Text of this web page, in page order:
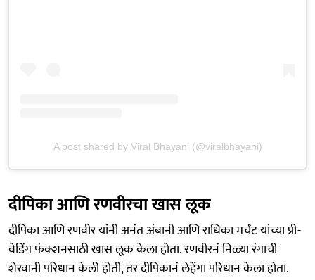
A post shared by Viral Bhayani (@viralbhayani)
दीपिका आणि रणवीरचा खास लूक
दीपिका आणि रणवीर यांनी अनंत अंबानी आणि राधिका मर्चंट यांच्या प्री-
वेडिंग फंक्शनसाठी खास लूक केला होता. रणवीरनं निळ्या रंगाची
शेरवानी परिधान केली होती, तर दीपिकानं लेहेंगा परिधान केला होता.